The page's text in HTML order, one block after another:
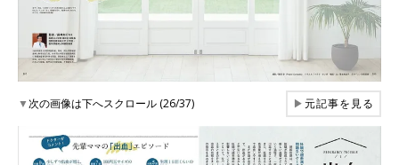
▼次の画像は下へスクロール (26/37) ▶元記事を見る